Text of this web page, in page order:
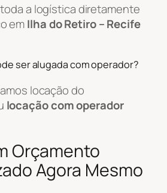
a logística diretamente
emIlha do Retiro – Recife
ser alugada com operador?
locação do
locação com operador
Orçamento
Agora Mesmo